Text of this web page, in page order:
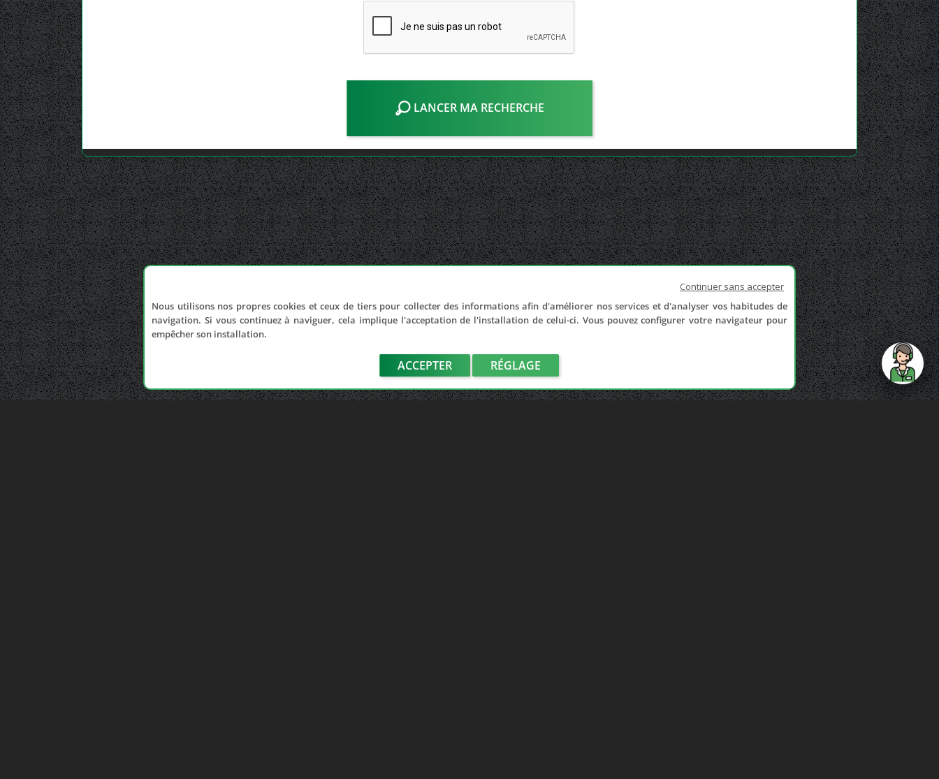
LANCER MA RECHERCHE
Continuer sans accepter
Nous utilisons nos propres cookies et ceux de tiers pour collecter des informations afin d'améliorer nos services et d'analyser vos habitudes de
navigation. Si vous continuez à naviguer, cela implique l'acceptation de l'installation de celui-ci. Vous pouvez configurer votre navigateur pour
empêcher son installation.
ACCEPTER RÉGLAGE